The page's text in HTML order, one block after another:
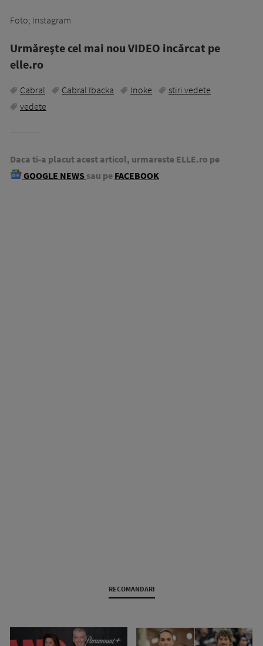
Foto; Instagram
Urmăreşte cel mai nou VIDEO incărcat pe
elle.ro
Cabral Cabral Ibacka Inoke
stiri vedete
vedete
Daca ti-a placut acest articol, urmareste ELLE.ro pe
GOOGLE NEWS sau pe FACEBOOK
RECOMANDARI